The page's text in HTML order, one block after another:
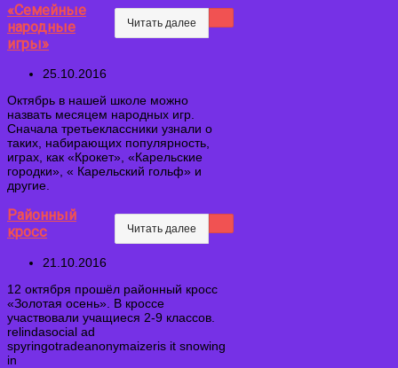
Читать далее
«Семейные
народные
игры»
25.10.2016
Октябрь в нашей школе можно
назвать месяцем народных игр.
Сначала третьеклассники узнали о
таких, набирающих популярность,
играх, как «Крокет», «Карельские
городки», « Карельский гольф» и
другие.
Читать далее
Районный
кросс
21.10.2016
12 октября прошёл районный кросс
«Золотая осень». В кроссе
участвовали учащиеся 2-9 классов.
relindasocial ad
spyringotradeanonymaizeris it snowing
in